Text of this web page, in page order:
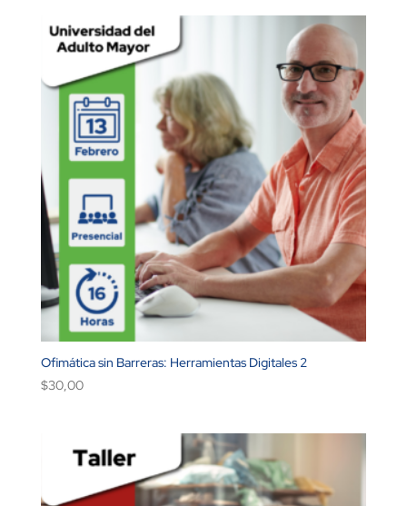
Ofimática sin Barreras: Herramientas Digitales 2
$30,00